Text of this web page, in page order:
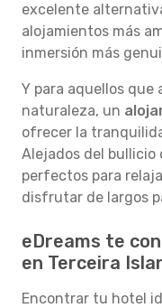
excelente
alojamientos más
inmersión más
Y para aquellos
naturaleza, un
ofrecer la
Alejados del bullicio
perfectos para
disfrutar de largos
eDreams te
en Terceira
Encontrar tu hotel